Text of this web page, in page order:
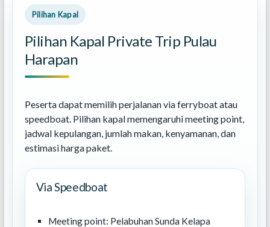
Pilihan Kapal
Pilihan Kapal Private Trip Pulau
Harapan
Peserta dapat memilih perjalanan via ferryboat atau
speedboat. Pilihan kapal memengaruhi meeting point,
jadwal kepulangan, jumlah makan, kenyamanan, dan
estimasi harga paket.
Via Speedboat
Meeting point: Pelabuhan Sunda Kelapa